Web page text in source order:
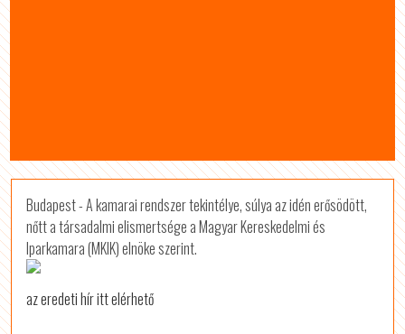
Budapest - A kamarai rendszer tekintélye, súlya az idén erősödött,
nőtt a társadalmi elismertsége a Magyar Kereskedelmi és
Iparkamara (MKIK) elnöke szerint.
az eredeti hír itt elérhető